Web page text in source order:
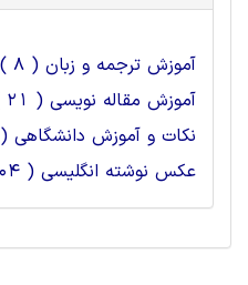
آموزش ترجمه و زبان ( 8 )
آموزش مقاله نویسی ( 21 )
نکات و آموزش دانشگاهی ( 1 )
عکس نوشته انگلیسی ( 104 )